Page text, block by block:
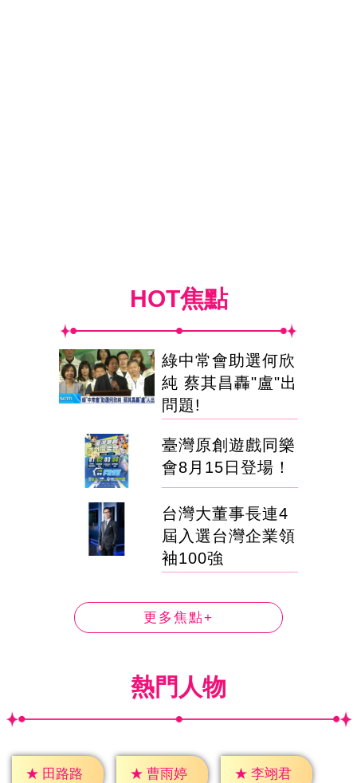
HOT焦點
綠中常會助選何欣
純 蔡其昌轟"盧"出
問題!
臺灣原創遊戲同樂
會8月15日登場！
台灣大董事長連4
屆入選台灣企業領
袖100強
更多焦點+
熱門人物
★ 田路路 ★ 曹雨婷 ★ 李翊君